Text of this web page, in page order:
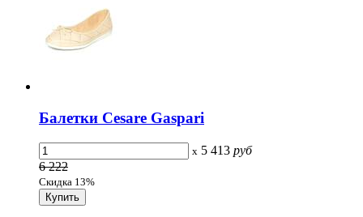
Балетки Cesare Gaspari
x 5 413 руб
6 222
Скидка 13%